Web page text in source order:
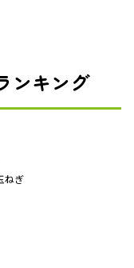
ンキング
ねぎ